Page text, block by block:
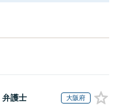
弁護士 大阪府